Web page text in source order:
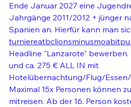
Ende Januar 2027 eine
Jahrgänge 2011/2012 + jünger
Spanien an. Hierfür kann man
Headline "Lanzarote" bewerben.
und ca. 275 € ALL IN mit
Hotelübernachtung/Flug/Essen/
Maximal 15x Personen können
mitreisen. Ab der 16. Person